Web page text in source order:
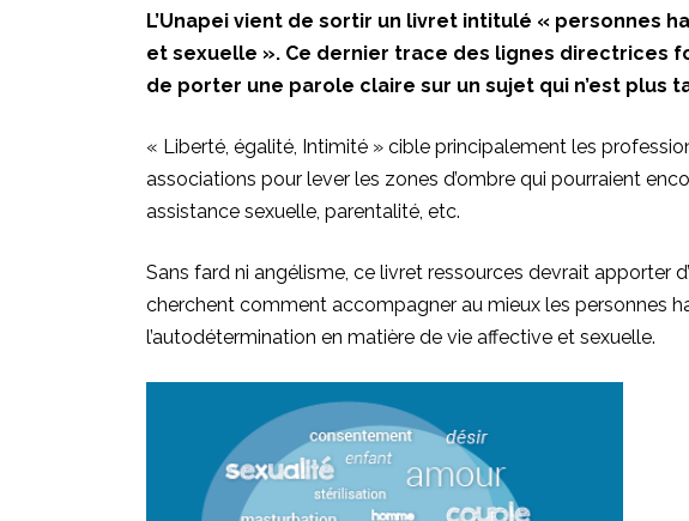
L’Unapei vient de sortir un livret intitulé « personnes
et sexuelle ». Ce dernier trace des lignes directrices
de porter une parole claire sur un sujet qui n’est plus
« Liberté, égalité, Intimité » cible principalement les
associations pour lever les zones d’ombre qui pourraient
assistance sexuelle, parentalité, etc.
Sans fard ni angélisme, ce livret ressources devrait apporter
cherchent comment accompagner au mieux les personnes
l’autodétermination en matière de vie affective et sexuelle.